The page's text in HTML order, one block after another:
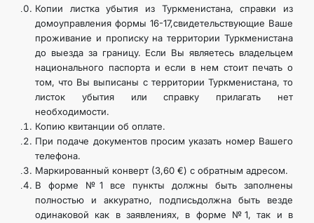
Копии листка убытия из Туркменистана, справки из
домоуправления формы 16-17,свидетельствующие Ваше
проживание и прописку на территории Туркменистана
до выезда за границу. Если Вы являетесь владельцем
национального паспорта и если в нем стоит печать о
том, что Вы выписаны с территории Туркменистана, то
листок убытия или справку прилагать нет
необходимости.
Копию квитанции об оплате.
При подаче документов просим указать номер Вашего
телефона.
Маркированный конверт (3,60 €) с обратным адресом.
В форме №1 все пункты должны быть заполнены
полностью и аккуратно, подписьдолжна быть везде
одинаковой как в заявлениях, в форме №1, так и в